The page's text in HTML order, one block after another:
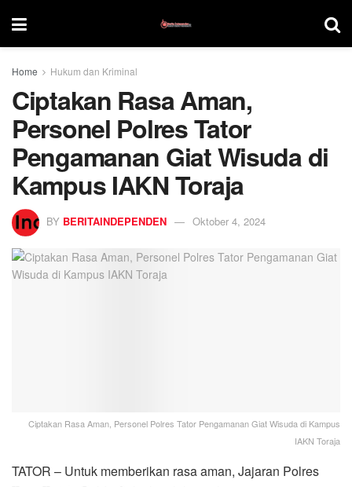
Home Hukum dan Kriminal
Ciptakan Rasa Aman,
Personel Polres Tator
Pengamanan Giat Wisuda di
Kampus IAKN Toraja
BY BERITAINDEPENDEN Oktober 4, 2024
Ciptakan Rasa Aman, Personel Polres Tator Pengamanan Giat Wisuda di Kampus
IAKN Toraja
TATOR – Untuk memberikan rasa aman, Jajaran Polres